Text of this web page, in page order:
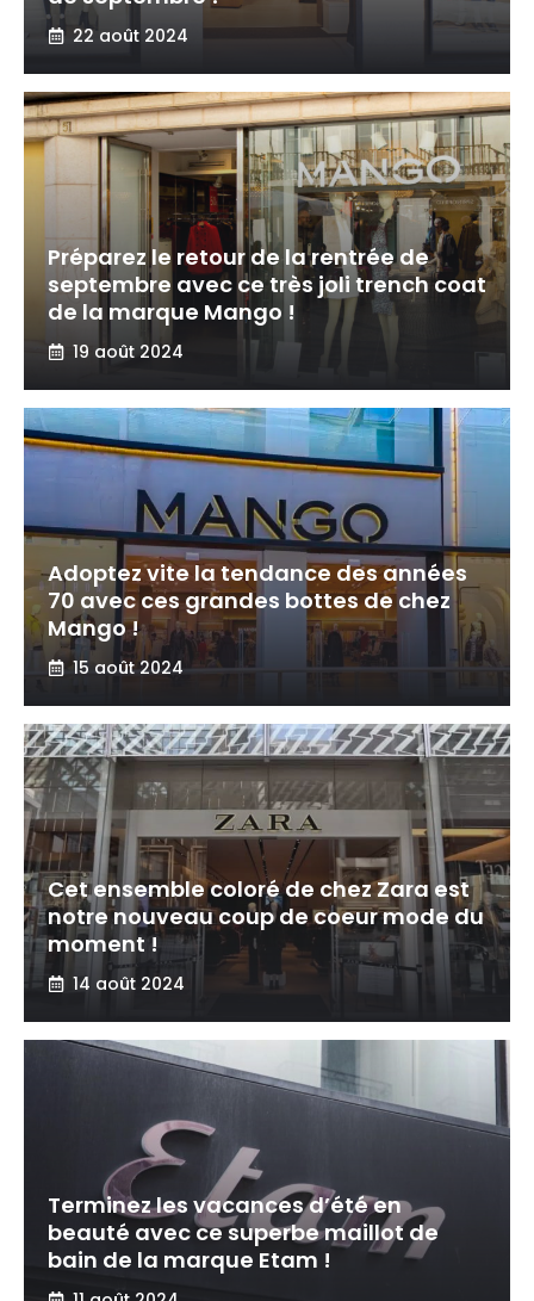
22 août 2024
Préparez le retour de la rentrée de
septembre avec ce très joli trench coat
de la marque Mango !
19 août 2024
Adoptez vite la tendance des années
70 avec ces grandes bottes de chez
Mango !
15 août 2024
Cet ensemble coloré de chez Zara est
notre nouveau coup de coeur mode du
moment !
14 août 2024
Terminez les vacances d’été en
beauté avec ce superbe maillot de
bain de la marque Etam !